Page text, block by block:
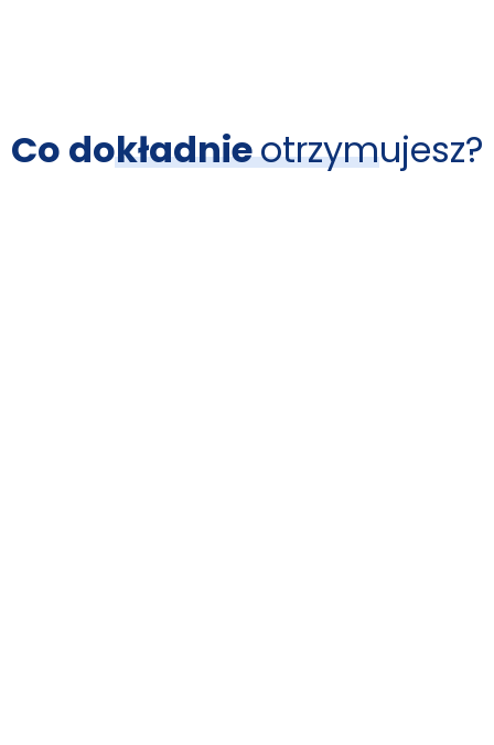
Co dokładnieotrzymujesz?